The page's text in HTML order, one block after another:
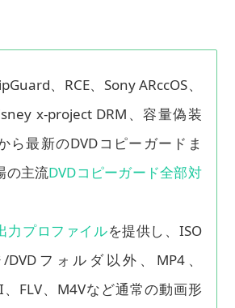
、RCE、Sony ARccOS、
x-project DRM、容量偽装
ら最新のDVDコピーガードま
の主流DVDコピーガード全部対
力プロファイルを提供し、ISO
フォルダ以外、MP4、
、FLV、M4Vなど通常の動画形